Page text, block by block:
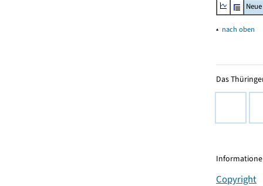
▴ nach oben
Das
Copyright